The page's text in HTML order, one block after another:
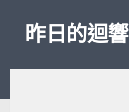
昨日的迴響